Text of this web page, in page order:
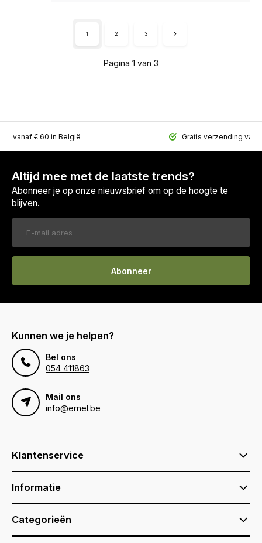
Pagina 1 van 3
1 2 3
vanaf € 60 in België Gratis verzending
Altijd mee met de laatste trends?
Abonneer je op onze nieuwsbrief om op de hoogte te
blijven.
Abonneer
Kunnen we je helpen?
Bel ons
054 411863
Mail ons
info@ernel.be
Klantenservice
Informatie
Categorieën